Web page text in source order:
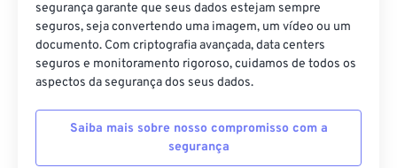
segurança garante que seus dados estejam sempre
seguros, seja convertendo uma imagem, um vídeo ou um
documento. Com criptografia avançada, data centers
seguros e monitoramento rigoroso, cuidamos de todos os
aspectos da segurança dos seus dados.
Saiba mais sobre nosso compromisso com a
segurança